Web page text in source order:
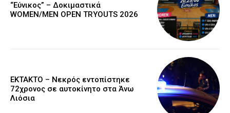
“Εύνικος” – Δοκιμαστικά
WOMEN/MEN OPEN TRYOUTS 2026
EKTAKTO – Νεκρός εντοπίστηκε
72χρονος σε αυτοκίνητο στα Άνω
Λιόσια